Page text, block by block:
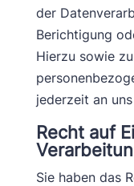
der
Berichtigung
Hierzu sowie
jederzeit an
Recht auf
Sie haben das